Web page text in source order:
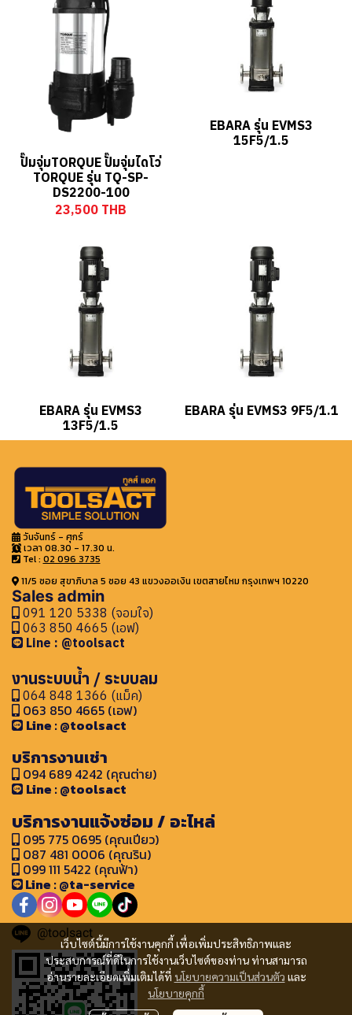
ปั๊มจุ่มTORQUE ปั๊มจุ่มไดโว่
TORQUE รุ่น TQ-SP-
DS2200-100
23,500 THB
EBARA รุ่น EVMS3
15F5/1.5
EBARA รุ่น EVMS3
13F5/1.5
EBARA รุ่น EVMS3 9F5/1.1
เว็บไซต์นี้มีการใช้งานคุกกี้ เพื่อเพิ่มประสิทธิภาพและ
ประสบการณ์ที่ดีในการใช้งานเว็บไซต์ของท่าน ท่านสามารถ
อ่านรายละเอียดเพิ่มเติมได้ที่ นโยบายความเป็นส่วนตัว และ
นโยบายคุกกี้
วันจันทร์ - ศุกร์
เวลา 08.30 - 17.30 น.
Tel : 02 096 3735
11/5 ซอย สุขาภิบาล 5 ซอย 43 แขวงออเงิน เขตสายไหม กรุงเทพฯ 10220
Sales admin
091 120 5338 (จอมใจ)
063 850 4665 (เอฟ)
Line : @toolsact
งานระบบน้ำ / ระบบลม
064 848 1366 (แม็ค)
063 850 4665 (เอฟ)
Line : @toolsact
บริการงานเช่า
094 689 4242 (คุณต่าย)
Line : @toolsact
บริการงานแจ้งซ่อม / อะไหล่
095 775 0695 (คุณเปียว)
087 481 0006 (คุณริน)
099 111 5422 (คุณฟ้า)
Line : @ta-service
@toolsact